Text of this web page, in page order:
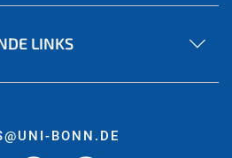
LINKS
BONN.DE